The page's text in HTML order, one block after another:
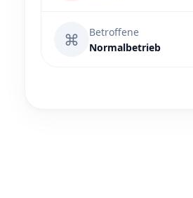
⌘
Betroffene
Normalbetrieb